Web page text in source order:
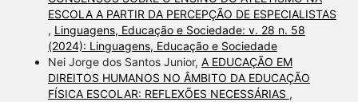
ESCOLA A PARTIR DA PERCEPÇÃO DE ESPECIALISTAS
, Linguagens, Educação e Sociedade: v. 28 n. 58
(2024): Linguagens, Educação e Sociedade
Nei Jorge dos Santos Junior, A EDUCAÇÃO EM
DIREITOS HUMANOS NO ÂMBITO DA EDUCAÇÃO
FÍSICA ESCOLAR: REFLEXÕES NECESSÁRIAS ,